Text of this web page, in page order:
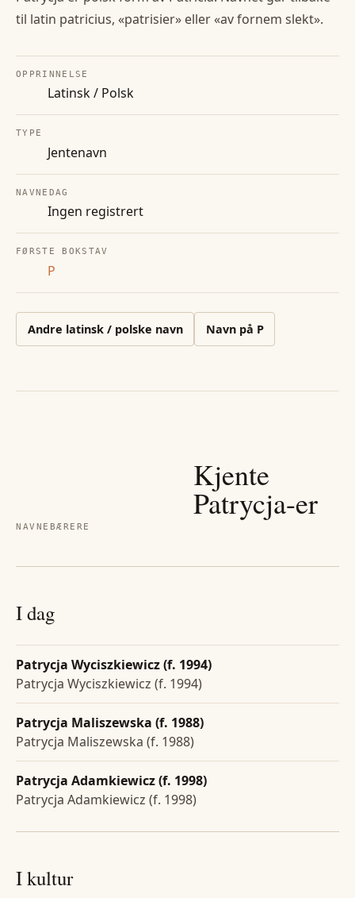
til latin patricius, «patrisier» eller «av fornem slekt».
OPPRINNELSE
Latinsk / Polsk
TYPE
Jentenavn
NAVNEDAG
Ingen registrert
FØRSTE BOKSTAV
P
Andre latinsk / polske navn Navn på P
NAVNEBÆRERE
Kjente
Patrycja-er
I dag
Patrycja Wyciszkiewicz (f. 1994)
Patrycja Wyciszkiewicz (f. 1994)
Patrycja Maliszewska (f. 1988)
Patrycja Maliszewska (f. 1988)
Patrycja Adamkiewicz (f. 1998)
Patrycja Adamkiewicz (f. 1998)
I kultur